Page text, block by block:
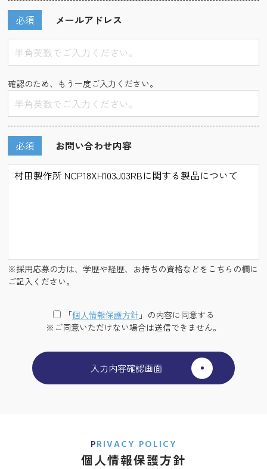
メールアドレス
必須
確認のため、もう一度ご入力ください。
お問い合わせ内容
必須
※採用応募の方は、学歴や経歴、お持ちの資格などをこちらの欄に
ご記入ください。
「個⼈情報保護⽅針 」の内容に同意する
※ご同意いただけない場合は送信できません。
PRIVACY POLICY
個人情報保護方針